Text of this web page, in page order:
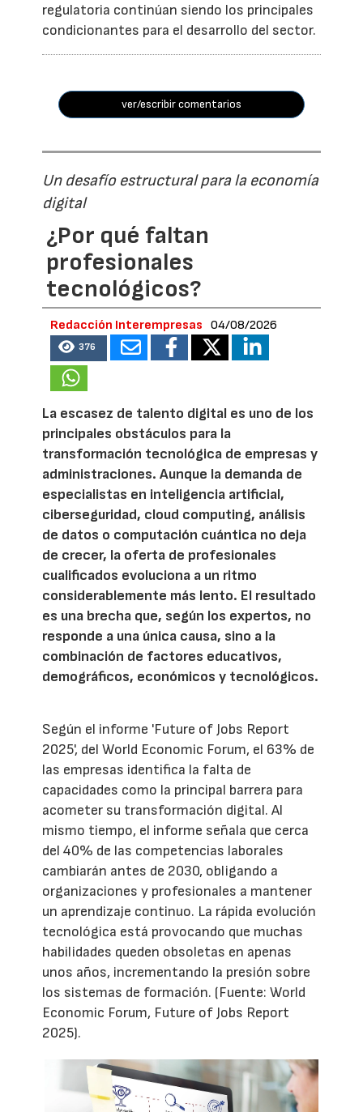
regulatoria continúan siendo los principales
condicionantes para el desarrollo del sector.
ver/escribir comentarios
Un desafío estructural para la economía
digital
¿Por qué faltan
profesionales
tecnológicos?
Redacción Interempresas 04/08/2026
376
La escasez de talento digital es uno de los
principales obstáculos para la
transformación tecnológica de empresas y
administraciones. Aunque la demanda de
especialistas en inteligencia artificial,
ciberseguridad, cloud computing, análisis
de datos o computación cuántica no deja
de crecer, la oferta de profesionales
cualificados evoluciona a un ritmo
considerablemente más lento. El resultado
es una brecha que, según los expertos, no
responde a una única causa, sino a la
combinación de factores educativos,
demográficos, económicos y tecnológicos.
Según el informe 'Future of Jobs Report
2025', del World Economic Forum, el 63% de
las empresas identifica la falta de
capacidades como la principal barrera para
acometer su transformación digital. Al
mismo tiempo, el informe señala que cerca
del 40% de las competencias laborales
cambiarán antes de 2030, obligando a
organizaciones y profesionales a mantener
un aprendizaje continuo. La rápida evolución
tecnológica está provocando que muchas
habilidades queden obsoletas en apenas
unos años, incrementando la presión sobre
los sistemas de formación. (Fuente: World
Economic Forum, Future of Jobs Report
2025).